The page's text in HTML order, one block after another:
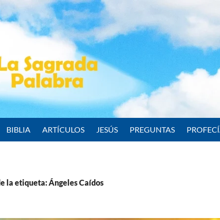
BIBLIA ARTÍCULOS JESÚS PREGUNTAS
la etiqueta: Ángeles Caídos